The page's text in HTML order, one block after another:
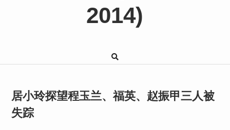
2014)
居小玲探望程玉兰、福英、赵振甲三人被
失踪